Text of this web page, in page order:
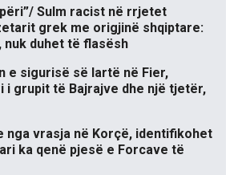
Sulm racist në rrjetet
grek me origjinë shqiptare:
nuk duhet të flasësh
e sigurisë së lartë në Fier,
i grupit të Bajrajve dhe një tjetër,
nga vrasja në Korçë, identifikohet
ka qenë pjesë e Forcave të